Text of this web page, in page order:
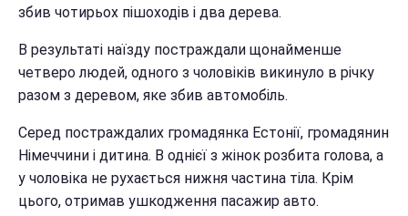
збив чотирьох пішоходів і два дерева.
В результаті наїзду постраждали щонайменше
четверо людей, одного з чоловіків викинуло в річку
разом з деревом, яке збив автомобіль.
Серед постраждалих громадянка Естонії, громадянин
Німеччини і дитина. В однієї з жінок розбита голова, а
у чоловіка не рухається нижня частина тіла. Крім
цього, отримав ушкодження пасажир авто.